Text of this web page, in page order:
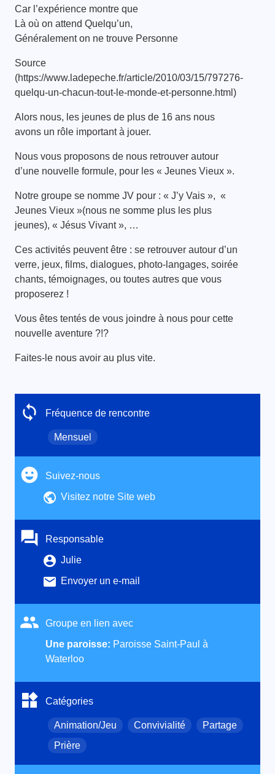
Car l’expérience montre que
Là où on attend Quelqu’un,
Généralement on ne trouve Personne
Source
(https://www.ladepeche.fr/article/2010/03/15/797276-
quelqu-un-chacun-tout-le-monde-et-personne.html)
Alors nous, les jeunes de plus de 16 ans nous
avons un rôle important à jouer.
Nous vous proposons de nous retrouver autour
d’une nouvelle formule, pour les « Jeunes Vieux ».
Notre groupe se nomme JV pour : « J’y Vais », «
Jeunes Vieux »(nous ne somme plus les plus
jeunes), « Jésus Vivant », …
Ces activités peuvent être : se retrouver autour d’un
verre, jeux, films, dialogues, photo-langages, soirée
chants, témoignages, ou toutes autres que vous
proposerez !
Vous êtes tentés de vous joindre à nous pour cette
nouvelle aventure ?!?
Faites-le nous avoir au plus vite.
Fréquence de rencontre
Mensuel
Suivez-nous
Visitez notre Site web
Responsable
Julie
Envoyer un e-mail
Groupe en lien avec
Une paroisse: Paroisse Saint-Paul à
Waterloo
Catégories
Animation/Jeu Convivialité
Partage
Prière